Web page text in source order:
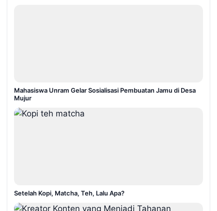
Mahasiswa Unram Gelar Sosialisasi Pembuatan Jamu di Desa
Mujur
Setelah Kopi, Matcha, Teh, Lalu Apa?